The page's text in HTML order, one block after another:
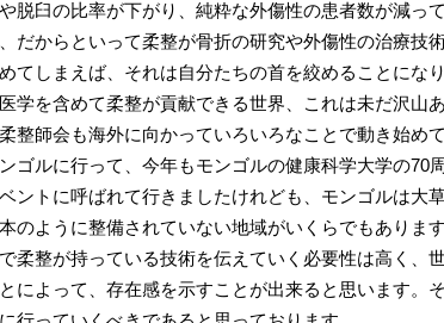
脱臼の比率が下がり、純粋な外傷性の患者数が減っ
だからといって柔整が骨折の研究や外傷性の治療技
てしまえば、それは自分たちの首を絞めることにな
学を含めて柔整が貢献できる世界、これは未だ沢山
整師会も海外に向かっていろいろなことで動き始め
ゴルに行って、今年もモンゴルの健康科学大学の70
ントに呼ばれて行きましたけれども、モンゴルは大
のように整備されていない地域がいくらでもありま
柔整が持っている技術を伝えていく必要性は高く、
によって、存在感を示すことが出来ると思います。